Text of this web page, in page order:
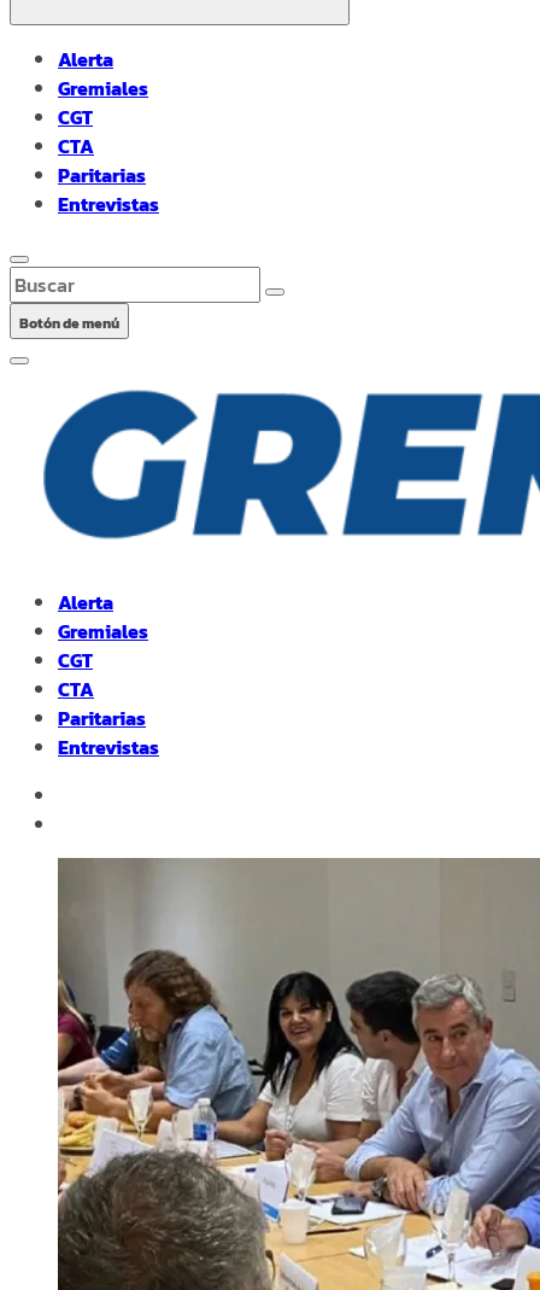
Alerta
Gremiales
CGT
CTA
Paritarias
Entrevistas
Buscar
Botón de menú
Alerta
Gremiales
CGT
CTA
Paritarias
Entrevistas